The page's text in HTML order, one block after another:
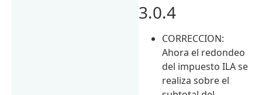
3.0.4
CORRECCION:
Ahora el redondeo
del impuesto ILA se
realiza sobre el